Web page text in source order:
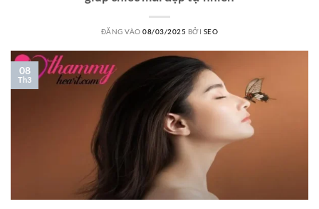
ĐĂNG VÀO08/03/2025 BỞI SEO
08
Th3